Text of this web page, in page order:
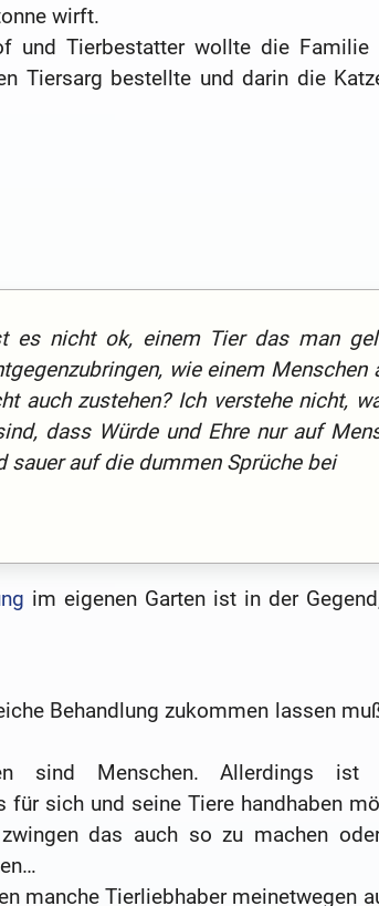
wirft.
und Tierbestatter wollte die Familie
Tiersarg bestellte und darin die
es nicht ok, einem Tier das man
wie einem Menschen
auch zustehen? Ich verstehe nicht,
dass Würde und Ehre nur auf
sauer auf die dummen Sprüche bei
im eigenen Garten ist in der
Behandlung zukommen lassen
sind Menschen. Allerdings ist
für sich und seine Tiere handhaben
das auch so zu machen
manche Tierliebhaber meinetwegen